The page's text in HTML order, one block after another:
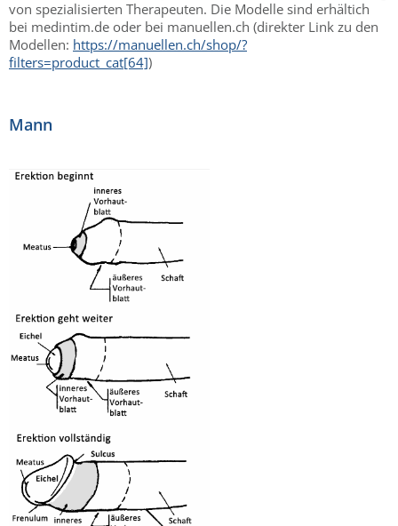
von spezialisierten Therapeuten. Die Modelle sind erhältich
bei medintim.de oder bei manuellen.ch (direkter Link zu den
Modellen: https://manuellen.ch/shop/?
filters=product_cat[64])
Mann